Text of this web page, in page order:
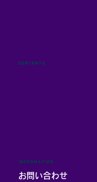
CONTENTS
INFORMATION
お問い合わせ